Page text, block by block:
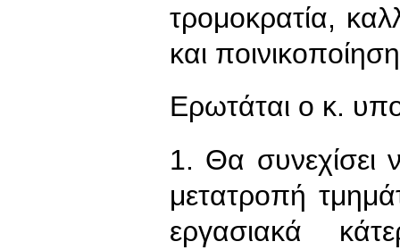
τρομοκρατία,
και
Ερωτάται ο κ.
1. Θα συνεχίσει
μετατροπή
εργασιακά